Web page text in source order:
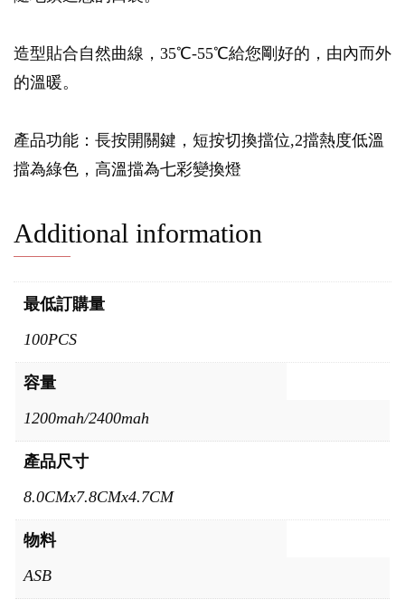
造型貼合自然曲線，35℃-55℃給您剛好的，由內而外
的溫暖。
產品功能：長按開關鍵，短按切換擋位,2擋熱度低溫
擋為綠色，高溫擋為七彩變換燈
Additional information
最低訂購量
100PCS
容量
1200mah/2400mah
產品尺寸
8.0CMx7.8CMx4.7CM
物料
ASB